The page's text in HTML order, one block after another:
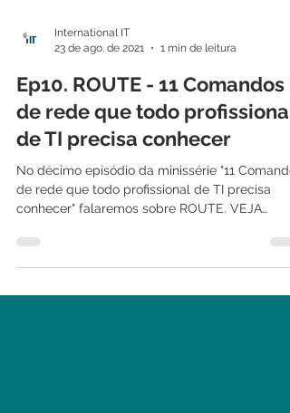
23 de ago. de 2021
1 min de leitura
Ep10. ROUTE - 11 Comandos
de rede que todo profissional
de TI precisa conhecer
No décimo episódio da minissérie "11
conhecer" falaremos sobre ROUTE. VEJA